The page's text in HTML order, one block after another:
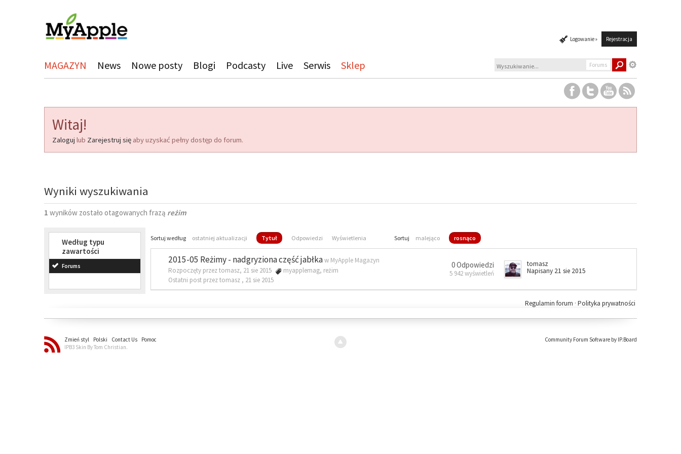
Logowanie » Rejestracja
MAGAZYN News Nowe posty Blogi Podcasty Live Serwis Sklep Forums
Witaj!
Zaloguj lub Zarejestruj się aby uzyskać pełny dostęp do forum.
Wyniki wyszukiwania
1 wyników zostało otagowanych frazą reżim
Według typu
zawartości
Forums
Sortuj według ostatniej aktualizacji Tytuł Odpowiedzi Wyświetlenia Sortuj malejąco rosnąco
2015-05 Reżimy - nadgryziona część jabłkaw MyApple Magazyn
Rozpoczęty przez tomasz, 21 sie 2015
myapplemag, reżim
Ostatni post przez tomasz , 21 sie 2015
0 Odpowiedzi
5 942 wyświetleń
tomasz
Napisany 21 sie 2015
Polityka prywatności
Regulamin forum ·
Zmień styl Polski Contact Us
Pomoc
IPB3 Skin By Tom Christian.
Community Forum Software by IP.Board